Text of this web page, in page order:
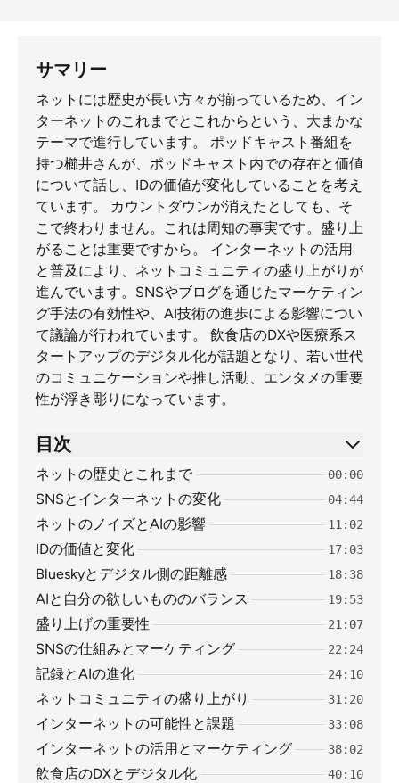
サマリー
ネットには歴史が長い方々が揃っているため、イン
ターネットのこれまでとこれからという、大まかな
テーマで進行しています。 ポッドキャスト番組を
持つ櫛井さんが、ポッドキャスト内での存在と価値
について話し、IDの価値が変化していることを考え
ています。 カウントダウンが消えたとしても、そ
こで終わりません。これは周知の事実です。盛り上
がることは重要ですから。 インターネットの活用
と普及により、ネットコミュニティの盛り上がりが
進んでいます。SNSやブログを通じたマーケティン
グ手法の有効性や、AI技術の進歩による影響につい
て議論が行われています。 飲食店のDXや医療系ス
タートアップのデジタル化が話題となり、若い世代
のコミュニケーションや推し活動、エンタメの重要
性が浮き彫りになっています。
目次
ネットの歴史とこれまで 00:00
SNSとインターネットの変化 04:44
ネットのノイズとAIの影響 11:02
IDの価値と変化 17:03
Blueskyとデジタル側の距離感 18:38
AIと自分の欲しいもののバランス 19:53
盛り上げの重要性 21:07
SNSの仕組みとマーケティング 22:24
記録とAIの進化 24:10
ネットコミュニティの盛り上がり 31:20
インターネットの可能性と課題 33:08
インターネットの活用とマーケティング 38:02
飲食店のDXとデジタル化 40:10